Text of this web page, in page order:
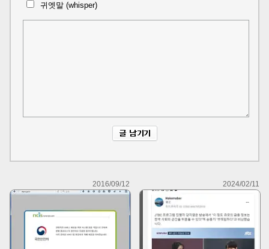
귀엣말 (whisper)
2016/09/12 2024/02/11